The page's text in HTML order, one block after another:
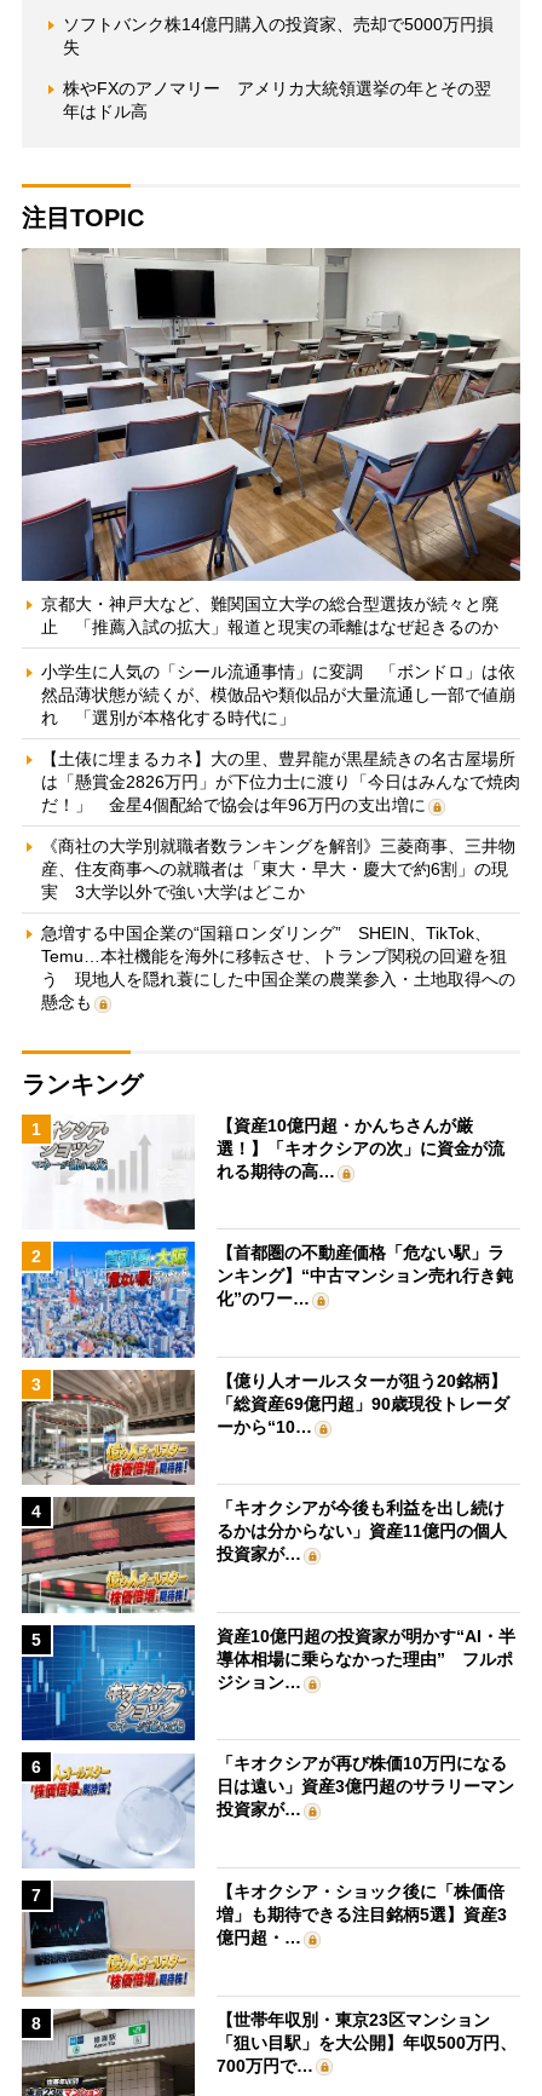
ソフトバンク株14億円購入の投資家、売却で5000万円損
失
株やFXのアノマリー アメリカ大統領選挙の年とその翌
年はドル高
注目TOPIC
京都大・神戸大など、難関国立大学の総合型選抜が続々と廃
止 「推薦入試の拡大」報道と現実の乖離はなぜ起きるのか
小学生に人気の「シール流通事情」に変調 「ボンドロ」は依
然品薄状態が続くが、模倣品や類似品が大量流通し一部で値崩
れ 「選別が本格化する時代に」
【土俵に埋まるカネ】大の里、豊昇龍が黒星続きの名古屋場所
は「懸賞金2826万円」が下位力士に渡り「今日はみんなで焼肉
だ！」 金星4個配給で協会は年96万円の支出増に
《商社の大学別就職者数ランキングを解剖》三菱商事、三井物
産、住友商事への就職者は「東大・早大・慶大で約6割」の現
実 3大学以外で強い大学はどこか
急増する中国企業の“国籍ロンダリング” SHEIN、TikTok、
Temu…本社機能を海外に移転させ、トランプ関税の回避を狙
う 現地人を隠れ蓑にした中国企業の農業参入・土地取得への
懸念も
ランキング
1
【資産10億円超・かんちさんが厳
選！】「キオクシアの次」に資金が流
れる期待の高…
2
【首都圏の不動産価格「危ない駅」ラ
ンキング】“中古マンション売れ行き鈍
化”のワー…
3
【億り人オールスターが狙う20銘柄】
「総資産69億円超」90歳現役トレーダ
ーから“10…
4
「キオクシアが今後も利益を出し続け
るかは分からない」資産11億円の個人
投資家が…
5
資産10億円超の投資家が明かす“AI・半
導体相場に乗らなかった理由” フルポ
ジション…
6
「キオクシアが再び株価10万円になる
日は遠い」資産3億円超のサラリーマン
投資家が…
7
【キオクシア・ショック後に「株価倍
増」も期待できる注目銘柄5選】資産3
億円超・…
8
【世帯年収別・東京23区マンション
「狙い目駅」を大公開】年収500万円、
700万円で…